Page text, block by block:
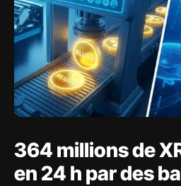
364 millions de
en 24 h par des